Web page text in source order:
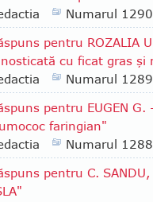
Numarul 1290
pentru ROZALIA
cu ficat gras şi
Numarul 1289
pentru EUGEN
faringian"
Numarul 1288
pentru C.